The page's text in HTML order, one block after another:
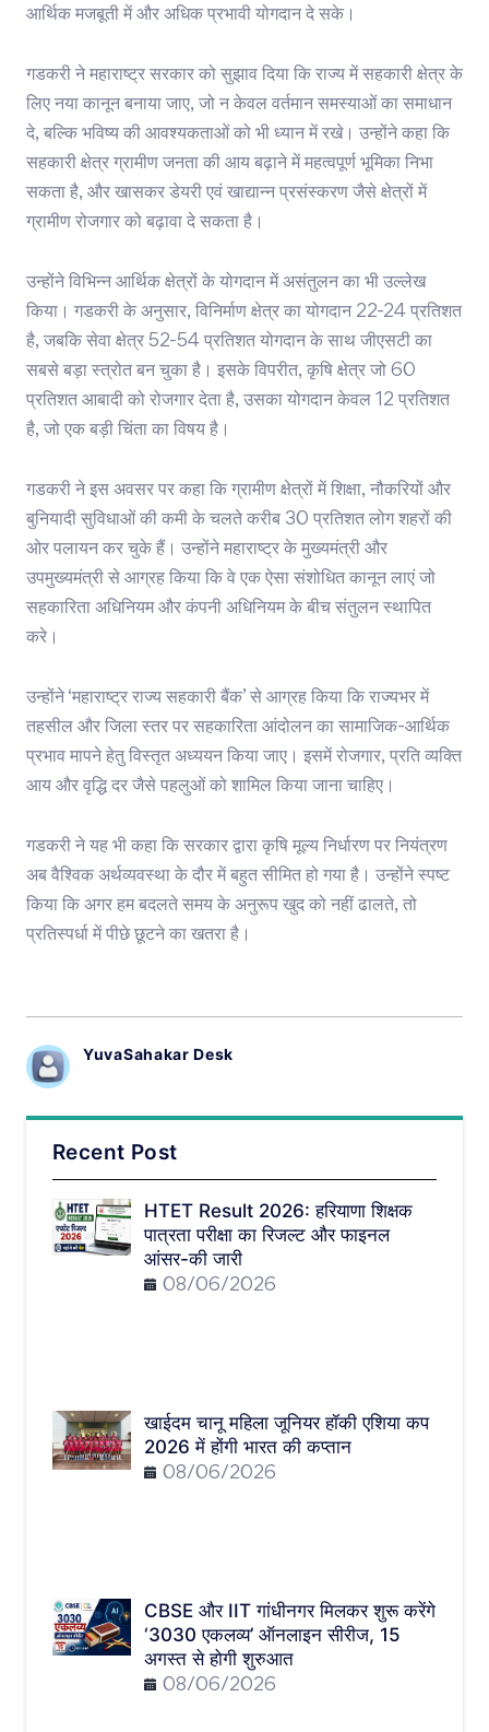
आर्थिक मजबूती में और अधिक प्रभावी योगदान दे सके।
गडकरी ने महाराष्ट्र सरकार को सुझाव दिया कि राज्य में सहकारी क्षेत्र के
लिए नया कानून बनाया जाए, जो न केवल वर्तमान समस्याओं का समाधान
दे, बल्कि भविष्य की आवश्यकताओं को भी ध्यान में रखे। उन्होंने कहा कि
सहकारी क्षेत्र ग्रामीण जनता की आय बढ़ाने में महत्वपूर्ण भूमिका निभा
सकता है, और खासकर डेयरी एवं खाद्यान्न प्रसंस्करण जैसे क्षेत्रों में
ग्रामीण रोजगार को बढ़ावा दे सकता है।
उन्होंने विभिन्न आर्थिक क्षेत्रों के योगदान में असंतुलन का भी उल्लेख
किया। गडकरी के अनुसार, विनिर्माण क्षेत्र का योगदान 22-24 प्रतिशत
है, जबकि सेवा क्षेत्र 52-54 प्रतिशत योगदान के साथ जीएसटी का
सबसे बड़ा स्त्रोत बन चुका है। इसके विपरीत, कृषि क्षेत्र जो 60
प्रतिशत आबादी को रोजगार देता है, उसका योगदान केवल 12 प्रतिशत
है, जो एक बड़ी चिंता का विषय है।
गडकरी ने इस अवसर पर कहा कि ग्रामीण क्षेत्रों में शिक्षा, नौकरियों और
बुनियादी सुविधाओं की कमी के चलते करीब 30 प्रतिशत लोग शहरों की
ओर पलायन कर चुके हैं। उन्होंने महाराष्ट्र के मुख्यमंत्री और
उपमुख्यमंत्री से आग्रह किया कि वे एक ऐसा संशोधित कानून लाएं जो
सहकारिता अधिनियम और कंपनी अधिनियम के बीच संतुलन स्थापित
करे।
उन्होंने ‘महाराष्ट्र राज्य सहकारी बैंक’ से आग्रह किया कि राज्यभर में
तहसील और जिला स्तर पर सहकारिता आंदोलन का सामाजिक-आर्थिक
प्रभाव मापने हेतु विस्तृत अध्ययन किया जाए। इसमें रोजगार, प्रति व्यक्ति
आय और वृद्धि दर जैसे पहलुओं को शामिल किया जाना चाहिए।
गडकरी ने यह भी कहा कि सरकार द्वारा कृषि मूल्य निर्धारण पर नियंत्रण
अब वैश्विक अर्थव्यवस्था के दौर में बहुत सीमित हो गया है। उन्होंने स्पष्ट
किया कि अगर हम बदलते समय के अनुरूप खुद को नहीं ढालते, तो
प्रतिस्पर्धा में पीछे छूटने का खतरा है।
YuvaSahakar Desk
Recent Post
HTET Result 2026: हरियाणा शिक्षक
पात्रता परीक्षा का रिजल्ट और फाइनल
आंसर-की जारी
08/06/2026
खाईदम चानू महिला जूनियर हॉकी एशिया कप
2026 में होंगी भारत की कप्तान
08/06/2026
CBSE और IIT गांधीनगर मिलकर शुरू करेंगे
‘3030 एकलव्य’ ऑनलाइन सीरीज, 15
अगस्त से होगी शुरुआत
08/06/2026